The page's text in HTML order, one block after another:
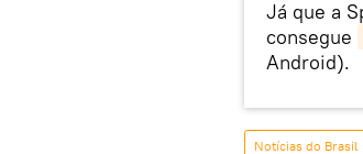
Já que a
consegue
Android).
Notícias do Brasil